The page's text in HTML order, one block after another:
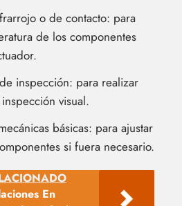
o de contacto: para
de los componentes
inspección: para realizar
visual.
básicas: para ajustar
si fuera necesario.
En